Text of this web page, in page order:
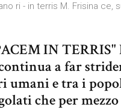
ri - in terris M. Frisina ce,
IN
a far
umani e tra i
che per